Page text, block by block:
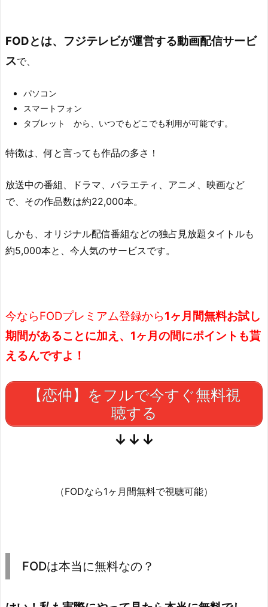
FODとは、フジテレビが運営する動画配信サービ
スで、
パソコン
スマートフォン
タブレット から、いつでもどこでも利用が可能です。
特徴は、何と言っても作品の多さ！
放送中の番組、ドラマ、バラエティ、アニメ、映画など
で、その作品数は約22,000本。
しかも、オリジナル配信番組などの独占見放題タイトルも
約5,000本と、今人気のサービスです。
今ならFODプレミアム登録から1ヶ月間無料お試し
期間があることに加え、 1ヶ月の間にポイントも貰
えるんですよ！
【恋仲】をフルで今すぐ無料視
聴する
↓↓↓
（FODなら1ヶ月間無料で視聴可能）
FODは本当に無料なの？